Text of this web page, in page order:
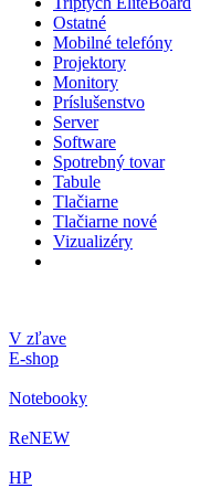
Ostatné
Mobilné telefóny
Projektory
Monitory
Príslušenstvo
Server
Software
Spotrebný tovar
Tabule
Tlačiarne
Tlačiarne nové
Vizualizéry
V zľave
E-shop
Notebooky
ReNEW
HP